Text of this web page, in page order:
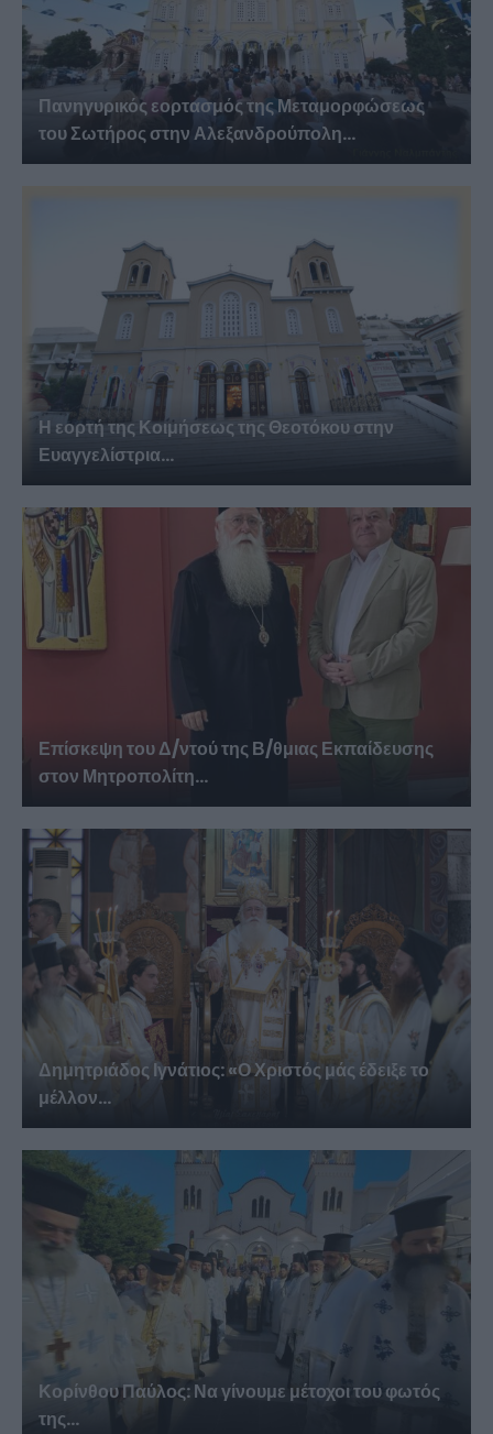
Πανηγυρικός εορτασμός της Μεταμορφώσεως
του Σωτήρος στην Αλεξανδρούπολη...
Η εορτή της Κοιμήσεως της Θεοτόκου στην
Ευαγγελίστρια...
Επίσκεψη του Δ/ντού της Β/θμιας Εκπαίδευσης
στον Μητροπολίτη...
Δημητριάδος Ιγνάτιος: «Ο Χριστός μάς έδειξε το
μέλλον...
Κορίνθου Παύλος: Να γίνουμε μέτοχοι του φωτός
της...